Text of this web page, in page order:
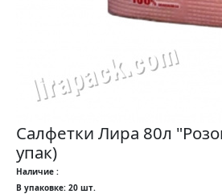
Салфетки Лира 80л
упак)
Наличие :
В упаковке: 20 шт.